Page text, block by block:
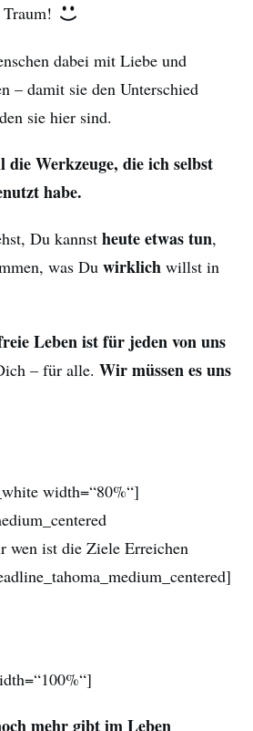
dabei mit Liebe und
– damit sie den Unterschied
sie hier sind.
Werkzeuge, die ich selbst
habe.
Du kannst heute etwas tun,
was Du wirklich willst in
Leben ist für jeden von uns
– für alle. Wir müssen es uns
width=“80%“]
wen ist die Ziele Erreichen
mehr gibt im Leben